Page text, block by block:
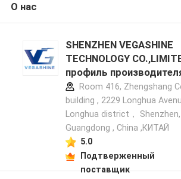
О нас
SHENZHEN VEGASHINE
TECHNOLOGY
профиль
Room 416, Zhengshang
building , 2229 Longhua
Longhua district， Shenzhen,
Guangdong , China ,КИТАЙ
5.0
Подтверженный
поставщик